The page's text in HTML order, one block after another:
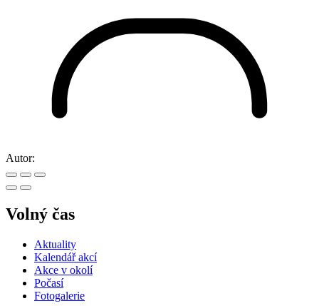
Autor:
Volný čas
Aktuality
Kalendář akcí
Akce v okolí
Počasí
Fotogalerie